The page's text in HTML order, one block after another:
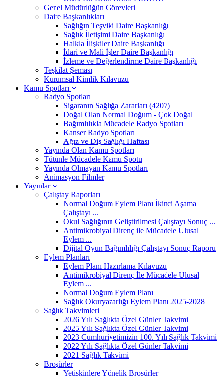
Genel Müdürlüğün Görevleri
Daire Başkanlıkları
Sağlığın Teşviki Daire Başkanlığı
Sağlık İletişimi Daire Başkanlığı
Halkla İlişkiler Daire Başkanlığı
İdari ve Mali İşler Daire Başkanlığı
İzleme ve Değerlendirme Daire Başkanlığı
Teşkilat Şeması
Kurumsal Kimlik Kılavuzu
Kamu Spotları
Radyo Spotları
Sigaranın Sağlığa Zararları (4207)
Doğal Olan Normal Doğum - Çok Doğal
Bağımlılıkla Mücadele Radyo Spotları
Kanser Radyo Spotları
Ağız ve Diş Sağlığı Haftası
Yayında Olan Kamu Spotları
Tütünle Mücadele Kamu Spotu
Yayında Olmayan Kamu Spotları
Animasyon Filmler
Yayınlar
Çalıştay Raporları
Normal Doğum Eylem Planı İkinci Aşama
Çalıştayı ...
Okul Sağlığının Geliştirilmesi Çalıştayı Sonuç ...
Antimikrobiyal Direnç ile Mücadele Ulusal
Eylem ...
Dijital Oyun Bağımlılığı Çalıştayı Sonuç Raporu
Eylem Planları
Eylem Planı Hazırlama Kılavuzu
Antimikrobiyal Direnç İle Mücadele Ulusal
Eylem ...
Normal Doğum Eylem Planı
Sağlık Okuryazarlığı Eylem Planı 2025-2028
Sağlık Takvimleri
2026 Yılı Sağlıkta Özel Günler Takvimi
2025 Yılı Sağlıkta Özel Günler Takvimi
2023 Cumhuriyetimizin 100. Yılı Sağlık Takvimi
2022 Yılı Sağlıkta Özel Günler Takvimi
2021 Sağlık Takvimi
Broşürler
Yetişkinlere Yönelik Broşürler